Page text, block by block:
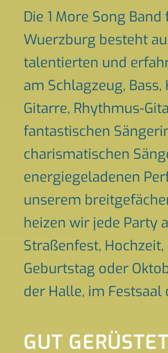
Die 1 More Song
Wuerzburg besteht
talentierten und
am Schlagzeug,
Gitarre, Rhythmus-
fantastischen
charismatischen
energiegeladenen
unserem
heizen wir jede Party
Straßenfest,
Geburtstag oder
der Halle, im Festsaal
GUT